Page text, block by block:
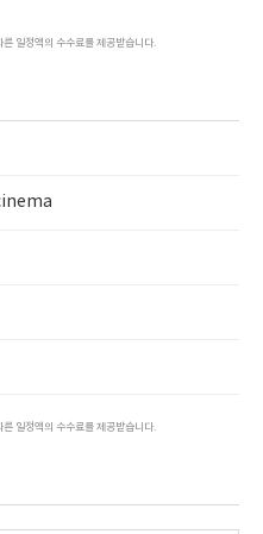
일정액의 수수료를 제공받습니다.
일정액의 수수료를 제공받습니다.